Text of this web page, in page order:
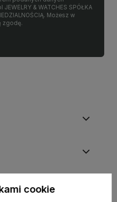
& WATCHES SPÓŁKA
Możesz w
zgodę.
cookie